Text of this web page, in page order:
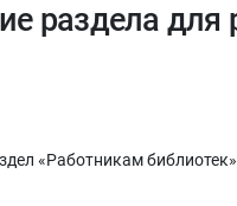
раздела для
«Работникам